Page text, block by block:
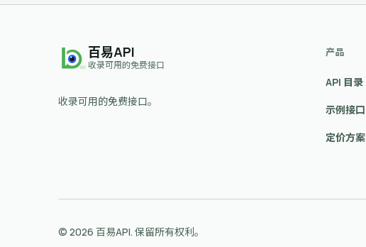
百易API
收录可用的免费接口
收录可用的免费接口。
产品
API 目录
示例接口
定价方案
© 2026 百易API. 保留所有权利。